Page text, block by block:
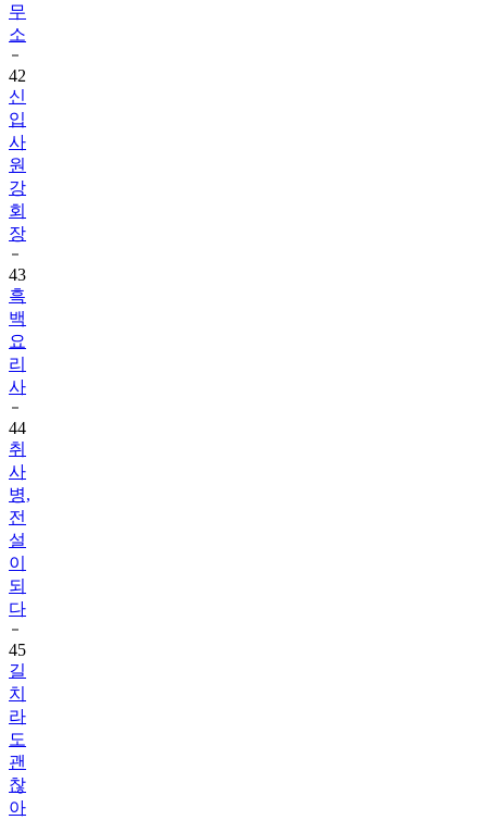
무
소
42
신
입
사
원
강
회
장
43
흑
백
요
리
사
44
취
사
병,
전
설
이
되
다
45
길
치
라
도
괜
찮
아